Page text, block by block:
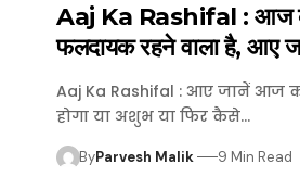
Aaj Ka Rashifal : आज
फलदायक रहने वाला है, आए
Aaj Ka Rashifal : आए जानें आज
हाेगा या अशुभ या फिर कैसे…
ByParvesh Malik 9 Min Read